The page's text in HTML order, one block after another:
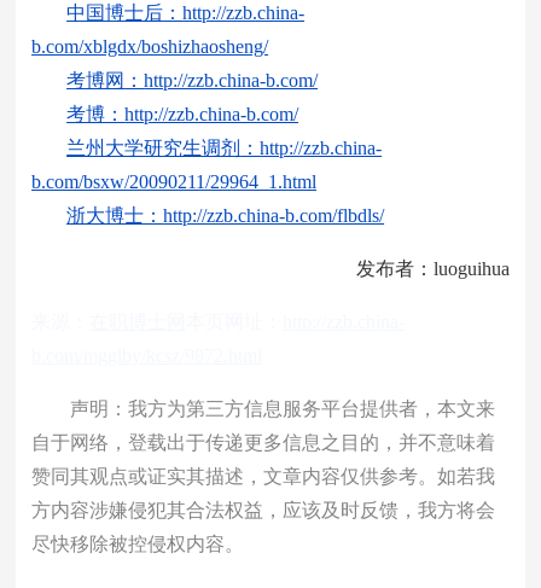
中国博士后 ：http://zzb.china-
b.com/xblgdx/boshizhaosheng/
考博网 ：http://zzb.china-b.com/
考博 ：http://zzb.china-b.com/
兰州大学研究生调剂 ：http://zzb.china-
b.com/bsxw/20090211/29964_1.html
浙大博士 ：http://zzb.china-b.com/flbdls/
发布者：luoguihua
声明：我方为第三方信息服务平台提供者，本文来
自于网络，登载出于传递更多信息之目的，并不意味着
赞同其观点或证实其描述，文章内容仅供参考。如若我
方内容涉嫌侵犯其合法权益，应该及时反馈，我方将会
尽快移除被控侵权内容。